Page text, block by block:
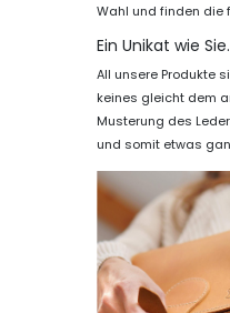
Wahl und finden die
Ein Unikat wie Sie.
All unsere Produkte
keines gleicht dem
Musterung des
und somit etwas